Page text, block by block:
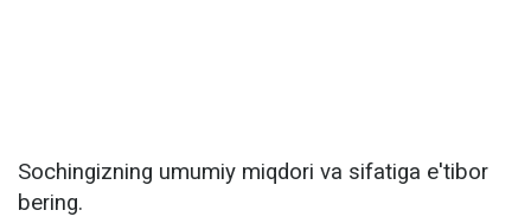
Sochingizning umumiy miqdori va sifatiga e'tibor
bering.